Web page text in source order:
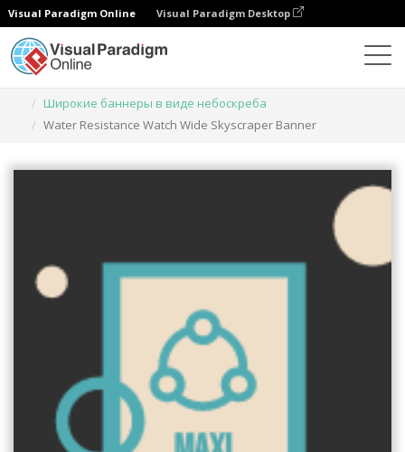
Visual Paradigm Online Visual Paradigm Desktop
Широкие баннеры в виде небоскреба
Water Resistance Watch Wide Skyscraper Banner